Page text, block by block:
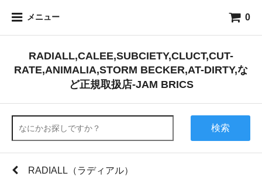
メニュー 0
RADIALL,CALEE,SUBCIETY,CLUCT,CUT-
RATE,ANIMALIA,STORM BECKER,AT-DIRTY,な
ど正規取扱店-JAM BRICS
検索
RADIALL（ラディアル）